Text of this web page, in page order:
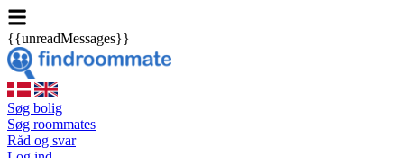
{{unreadMessages}}
Søg bolig
Søg roommates
Råd og svar